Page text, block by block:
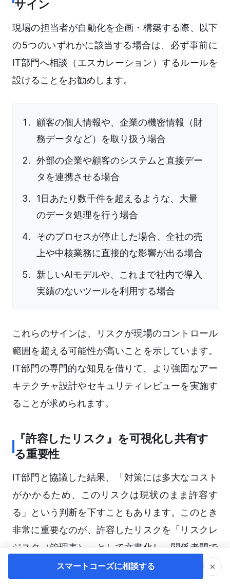
サイン
現場の担当者が自動化を企画・構築する際、以下
の5つのいずれかに該当する場合は、必ず事前に
IT部門へ相談（エスカレーション）するルールを
設けることをお勧めします。
顧客の個人情報や、企業の機密情報（財
務データなど）を取り扱う場合
外部の企業や顧客のシステムと直接デー
タを連携させる場合
1日あたり数千件を超えるような、大量
のデータ処理を行う場合
そのプロセスが停止した場合、全社の売
上や中核業務に直接的な影響が出る場合
新しいAIモデルや、これまで社内で導入
実績のないツールを利用する場合
これらのサインは、リスクが現場のコントロール
範囲を超える可能性が高いことを示しています。
IT部門の専門的な知見を借りて、より強固なアー
キテクチャ設計やセキュリティレビューを実施す
ることが求められます。
『許容したリスク』を可視化し共有す
る重要性
IT部門と協議した結果、「対策には多大なコスト
がかかるため、このリスクは現状のまま許容す
る」という判断を下すこともあります。このとき
非常に重要なのが、許容したリスクを「リスクレ
ジスタ（管理表）」として文書化し、関係者間で
共有しておくことです。
スマートコーズに相談する ×